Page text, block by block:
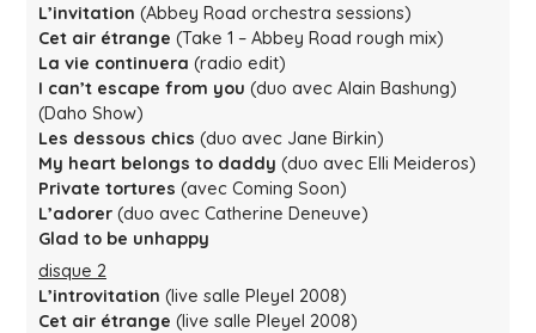
L’invitation (Abbey Road orchestra sessions)
Cet air étrange (Take 1 – Abbey Road rough mix)
La vie continuera (radio edit)
I can’t escape from you (duo avec Alain Bashung)
(Daho Show)
Les dessous chics (duo avec Jane Birkin)
My heart belongs to daddy (duo avec Elli Meideros)
Private tortures (avec Coming Soon)
L’adorer (duo avec Catherine Deneuve)
Glad to be unhappy
disque 2
L’introvitation (live salle Pleyel 2008)
Cet air étrange (live salle Pleyel 2008)